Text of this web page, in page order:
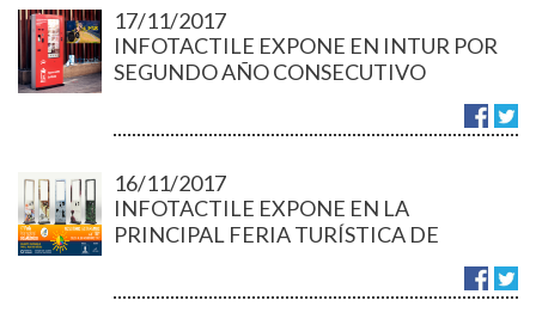
17/11/2017
INFOTACTILE EXPONE EN INTUR POR
SEGUNDO AÑO CONSECUTIVO
16/11/2017
INFOTACTILE EXPONE EN LA
PRINCIPAL FERIA TURÍSTICA DE